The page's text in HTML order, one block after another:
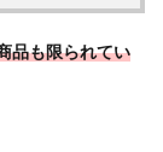
品も限られてい